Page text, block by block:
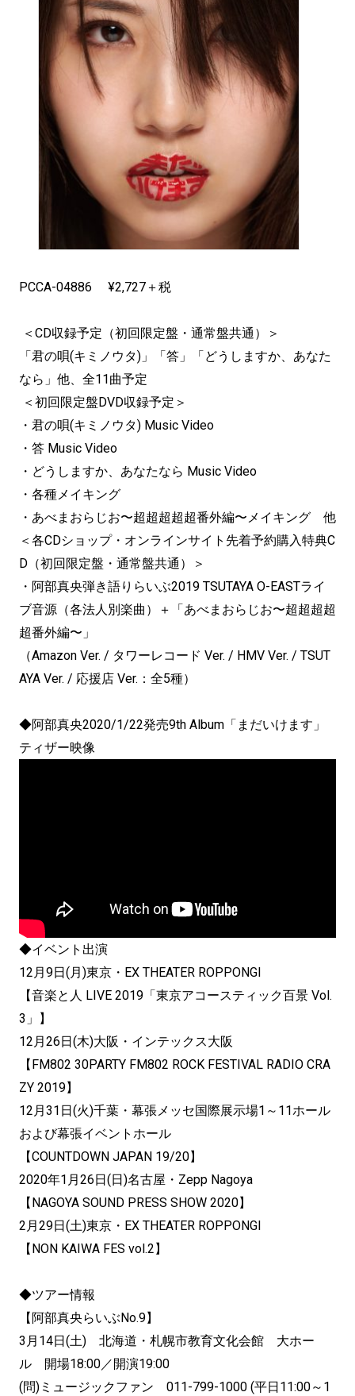
PCCA-04886 ¥2,727＋税
＜CD収録予定（初回限定盤・通常盤共通）＞
「君の唄(キミノウタ)」「答」「どうしますか、あなた
なら」他、全11曲予定
＜初回限定盤DVD収録予定＞
・君の唄(キミノウタ) Music Video
・答 Music Video
・どうしますか、あなたなら Music Video
・各種メイキング
・あべまおらじお〜超超超超超番外編〜メイキング 他
＜各CDショップ・オンラインサイト先着予約購入特典C
D（初回限定盤・通常盤共通）＞
・阿部真央弾き語りらいぶ2019 TSUTAYA O-EASTライ
ブ音源（各法人別楽曲）＋「あべまおらじお〜超超超超
超番外編〜」
（Amazon Ver. / タワーレコード Ver. / HMV Ver. / TSUT
AYA Ver. / 応援店 Ver.：全5種）
◆阿部真央2020/1/22発売9th Album「まだいけます」
ティザー映像
◆イベント出演
12月9日(月)東京・EX THEATER ROPPONGI
【音楽と人 LIVE 2019「東京アコースティック百景 Vol.
3」】
12月26日(木)大阪・インテックス大阪
【FM802 30PARTY FM802 ROCK FESTIVAL RADIO CRA
ZY 2019】
12月31日(火)千葉・幕張メッセ国際展示場1～11ホール
および幕張イベントホール
【COUNTDOWN JAPAN 19/20】
2020年1月26日(日)名古屋・Zepp Nagoya
【NAGOYA SOUND PRESS SHOW 2020】
2月29日(土)東京・EX THEATER ROPPONGI
【NON KAIWA FES vol.2】
◆ツアー情報
【阿部真央らいぶNo.9】
3月14日(土) 北海道・札幌市教育文化会館 大ホー
ル 開場18:00／開演19:00
(問)ミュージックファン 011-799-1000 (平日11:00～1